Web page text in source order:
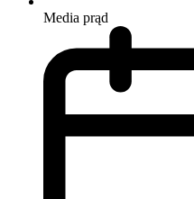
Media prąd